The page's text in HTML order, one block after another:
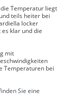
Temperatur liegt
teils heiter bei
locker
klar und die
mit
Temperaturen bei
Sie eine